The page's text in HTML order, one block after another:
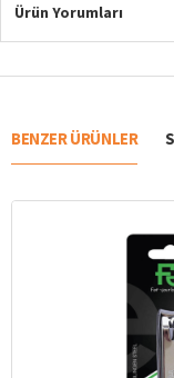
Ürün Yorumları
BENZER ÜRÜNLER